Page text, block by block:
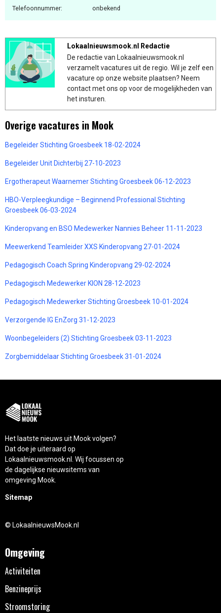
Telefoonnummer: onbekend
Lokaalnieuwsmook.nl Redactie
De redactie van Lokaalnieuwsmook.nl
verzamelt vacatures uit de regio. Wil je zelf een
vacature op onze website plaatsen? Neem
contact met ons op voor de mogelijkheden van
het insturen.
Overige vacatures in Mook
Begeleider Stichting Groesbeek 18-02-2024
Begeleider Unit Dichterbij 27-10-2023
Ergotherapeut Waarnemer Stichting Groesbeek 06-12-2023
HBO-Verpleegkundige – Beginnend Professional Stichting
Groesbeek 06-03-2024
Kinderopvang en BSO Medewerker Nannies Beheer 11-11-2023
Meewerkend Teamleider XXS Kinderopvang 27-01-2024
Pedagogisch Coach Spring Kinderopvang 29-02-2024
Pedagogisch Medewerker KION 28-12-2023
Pedagogisch Medewerker Stichting Groesbeek 10-01-2024
Verzorgende IG EnZorg 31-12-2023
Woonbegeleiders (2) Stichting Groesbeek 03-11-2023
Zorgbemiddelaar Stichting Groesbeek 31-01-2024
Het laatste nieuws uit Mook volgen?
Dat doe je uiteraard op
Lokaalnieuwsmook.nl. Wij focussen op
de dagelijkse nieuwsitems van
omgeving Mook.
Sitemap
© LokaalnieuwsMook.nl
Omgeving
Activiteiten
Benzineprijs
Stroomstoring